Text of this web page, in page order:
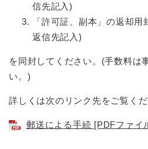
信先記入)
「許可証、副本」の返却用
返信先記入)
を同封してください。(手数料は
い。)
詳しくは次のリンク先をご覧くだ
郵送による手続 [PDFファイ